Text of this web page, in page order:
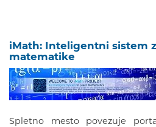
iMath: Inteligentni sistem
matematike
Spletno mesto povezuje